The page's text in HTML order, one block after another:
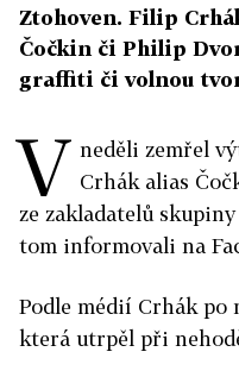
Ztohoven. Filip
Čočkin či Philip
graffiti či volnou
V neděli zemřel
Crhák alias
ze zakladatelů
tom informovali na
Podle médií Crhák po
která utrpěl při